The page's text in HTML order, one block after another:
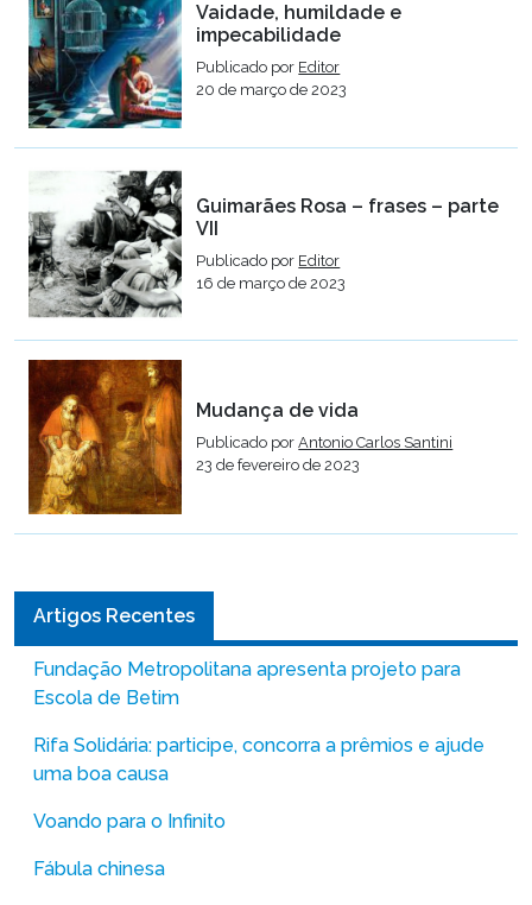
Vaidade, humildade e
impecabilidade
Publicado por Editor
20 de março de 2023
Guimarães Rosa – frases – parte
VII
Publicado por Editor
16 de março de 2023
Mudança de vida
Publicado porAntonio Carlos Santini
23 de fevereiro de 2023
Artigos Recentes
Fundação Metropolitana apresenta projeto para
Escola de Betim
Rifa Solidária: participe, concorra a prêmios e ajude
uma boa causa
Voando para o Infinito
Fábula chinesa